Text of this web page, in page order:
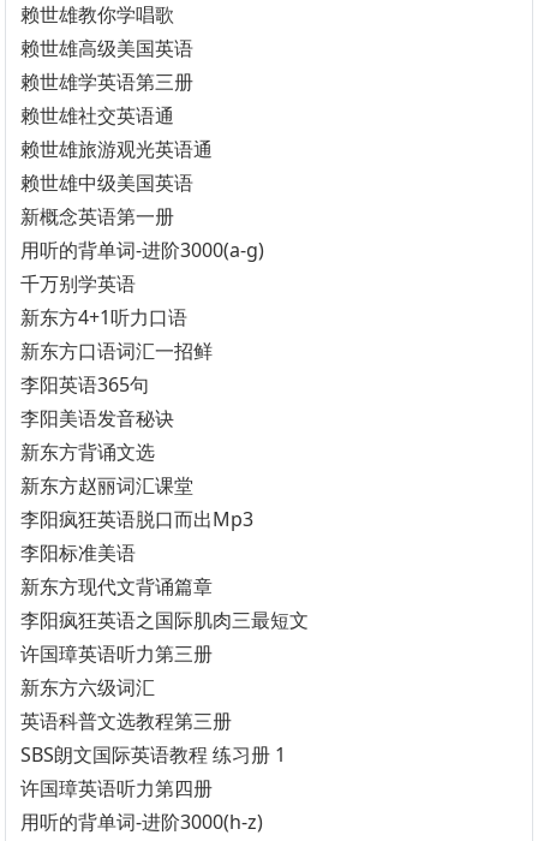
赖世雄教你学唱歌
赖世雄高级美国英语
赖世雄学英语第三册
赖世雄社交英语通
赖世雄旅游观光英语通
赖世雄中级美国英语
新概念英语第一册
用听的背单词-进阶3000(a-g)
千万别学英语
新东方4+1听力口语
新东方口语词汇一招鲜
李阳英语365句
李阳美语发音秘诀
新东方背诵文选
新东方赵丽词汇课堂
李阳疯狂英语脱口而出Mp3
李阳标准美语
新东方现代文背诵篇章
李阳疯狂英语之国际肌肉三最短文
许国璋英语听力第三册
新东方六级词汇
英语科普文选教程第三册
SBS朗文国际英语教程 练习册 1
许国璋英语听力第四册
用听的背单词-进阶3000(h-z)